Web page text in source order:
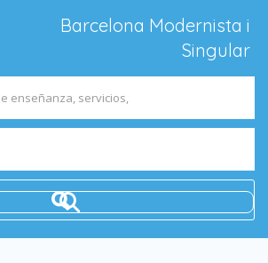
Barcelona Modernista i
Singular